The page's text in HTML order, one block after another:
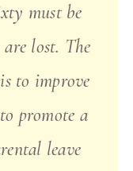
must be
lost. The
to improve
promote a
leave